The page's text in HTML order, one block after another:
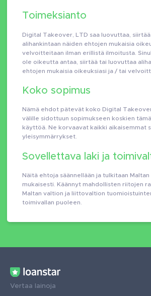
Toimeksianto
Digital Takeover, LTD saa luovuttaa,
alihankintaan näiden ehtojen mukaisia
velvoitteitaan ilman erillistä ilmoitusta.
ole oikeutta antaa, siirtää tai luovuttaa
ehtojen mukaisia ​​oikeuksiasi ja / tai
Koko sopimus
Nämä ehdot pätevät koko Digital
välille sidottuun sopimukseen koskien
käyttöä. Ne korvaavat kaikki aikaisemmat
yleisymmärrykset.
Sovellettava laki ja
Näitä ehtoja säännellään ja tulkitaan Maltan
mukaisesti. Käännyt mahdollisten riitojen
Maltan valtion ja liittovaltion
toimivallan puoleen.
Vertaa lainoja